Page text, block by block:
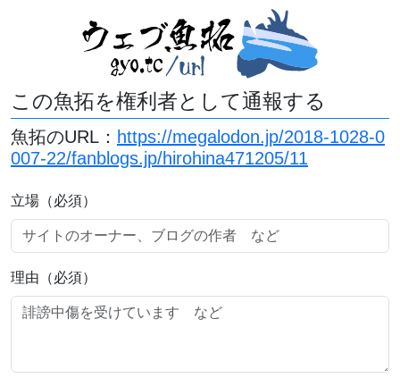
この魚拓を権利者として通報する
魚拓のURL： https://megalodon.jp/2018-1028-0
007-22/fanblogs.jp/hirohina471205/11
立場（必須）
理由（必須）